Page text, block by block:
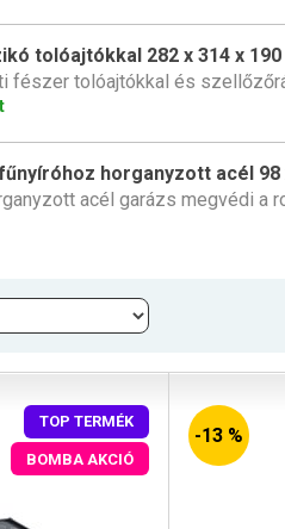
tolóajtókkal 282 x 314 x 190
fészer tolóajtókkal és
horganyzott acél 98
acél garázs megvédi a
TOP TERMÉK
BOMBA AKCIÓ
-13 %